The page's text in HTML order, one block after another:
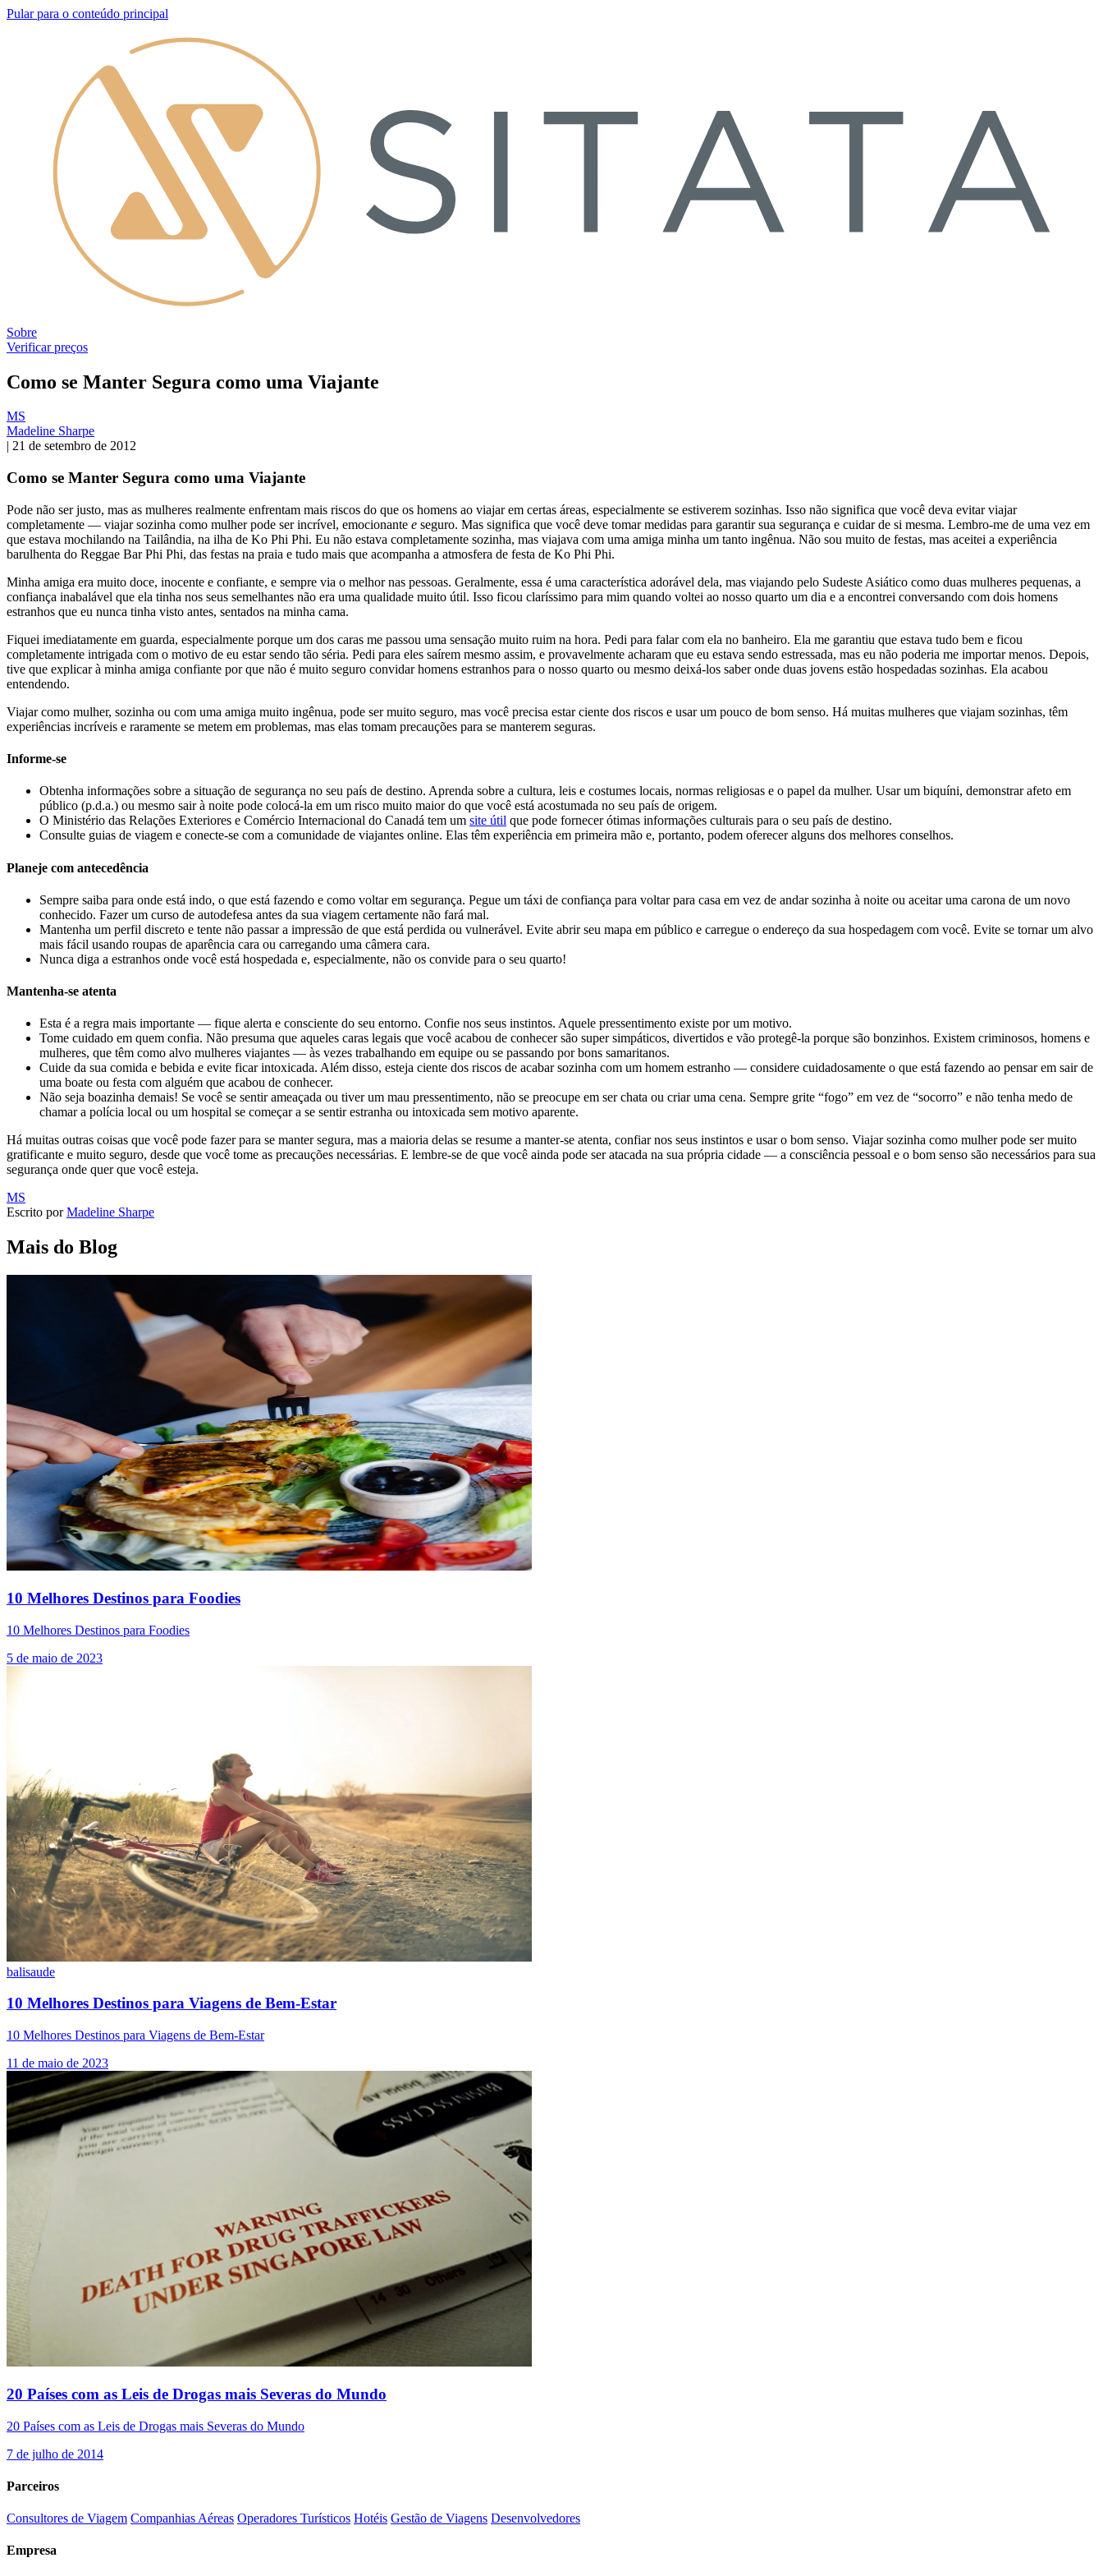
Pular para o conteúdo principal
Sobre
Verificar preços
Como se Manter Segura como uma Viajante
MS
Madeline Sharpe
| 21 de setembro de 2012
Como se Manter Segura como uma Viajante
Pode não ser justo, mas as mulheres realmente enfrentam mais riscos do que os homens ao viajar em certas áreas, especialmente se estiverem sozinhas. Isso não significa que você deva evitar viajar
completamente — viajar sozinha como mulher pode ser incrível, emocionante e seguro. Mas significa que você deve tomar medidas para garantir sua segurança e cuidar de si mesma. Lembro-me de uma vez em
que estava mochilando na Tailândia, na ilha de Ko Phi Phi. Eu não estava completamente sozinha, mas viajava com uma amiga minha um tanto ingênua. Não sou muito de festas, mas aceitei a experiência
barulhenta do Reggae Bar Phi Phi, das festas na praia e tudo mais que acompanha a atmosfera de festa de Ko Phi Phi.
Minha amiga era muito doce, inocente e confiante, e sempre via o melhor nas pessoas. Geralmente, essa é uma característica adorável dela, mas viajando pelo Sudeste Asiático como duas mulheres pequenas, a
confiança inabalável que ela tinha nos seus semelhantes não era uma qualidade muito útil. Isso ficou claríssimo para mim quando voltei ao nosso quarto um dia e a encontrei conversando com dois homens
estranhos que eu nunca tinha visto antes, sentados na minha cama.
Fiquei imediatamente em guarda, especialmente porque um dos caras me passou uma sensação muito ruim na hora. Pedi para falar com ela no banheiro. Ela me garantiu que estava tudo bem e ficou
completamente intrigada com o motivo de eu estar sendo tão séria. Pedi para eles saírem mesmo assim, e provavelmente acharam que eu estava sendo estressada, mas eu não poderia me importar menos. Depois,
tive que explicar à minha amiga confiante por que não é muito seguro convidar homens estranhos para o nosso quarto ou mesmo deixá-los saber onde duas jovens estão hospedadas sozinhas. Ela acabou
entendendo.
Viajar como mulher, sozinha ou com uma amiga muito ingênua, pode ser muito seguro, mas você precisa estar ciente dos riscos e usar um pouco de bom senso. Há muitas mulheres que viajam sozinhas, têm
experiências incríveis e raramente se metem em problemas, mas elas tomam precauções para se manterem seguras.
Informe-se
Obtenha informações sobre a situação de segurança no seu país de destino. Aprenda sobre a cultura, leis e costumes locais, normas religiosas e o papel da mulher. Usar um biquíni, demonstrar afeto em
público (p.d.a.) ou mesmo sair à noite pode colocá-la em um risco muito maior do que você está acostumada no seu país de origem.
O Ministério das Relações Exteriores e Comércio Internacional do Canadá tem um site útil que pode fornecer ótimas informações culturais para o seu país de destino.
Consulte guias de viagem e conecte-se com a comunidade de viajantes online. Elas têm experiência em primeira mão e, portanto, podem oferecer alguns dos melhores conselhos.
Planeje com antecedência
Sempre saiba para onde está indo, o que está fazendo e como voltar em segurança. Pegue um táxi de confiança para voltar para casa em vez de andar sozinha à noite ou aceitar uma carona de um novo
conhecido. Fazer um curso de autodefesa antes da sua viagem certamente não fará mal.
Mantenha um perfil discreto e tente não passar a impressão de que está perdida ou vulnerável. Evite abrir seu mapa em público e carregue o endereço da sua hospedagem com você. Evite se tornar um alvo
mais fácil usando roupas de aparência cara ou carregando uma câmera cara.
Nunca diga a estranhos onde você está hospedada e, especialmente, não os convide para o seu quarto!
Mantenha-se atenta
Esta é a regra mais importante — fique alerta e consciente do seu entorno. Confie nos seus instintos. Aquele pressentimento existe por um motivo.
Tome cuidado em quem confia. Não presuma que aqueles caras legais que você acabou de conhecer são super simpáticos, divertidos e vão protegê-la porque são bonzinhos. Existem criminosos, homens e
mulheres, que têm como alvo mulheres viajantes — às vezes trabalhando em equipe ou se passando por bons samaritanos.
Cuide da sua comida e bebida e evite ficar intoxicada. Além disso, esteja ciente dos riscos de acabar sozinha com um homem estranho — considere cuidadosamente o que está fazendo ao pensar em sair de
uma boate ou festa com alguém que acabou de conhecer.
Não seja boazinha demais! Se você se sentir ameaçada ou tiver um mau pressentimento, não se preocupe em ser chata ou criar uma cena. Sempre grite “fogo” em vez de “socorro” e não tenha medo de
chamar a polícia local ou um hospital se começar a se sentir estranha ou intoxicada sem motivo aparente.
Há muitas outras coisas que você pode fazer para se manter segura, mas a maioria delas se resume a manter-se atenta, confiar nos seus instintos e usar o bom senso. Viajar sozinha como mulher pode ser muito
gratificante e muito seguro, desde que você tome as precauções necessárias. E lembre-se de que você ainda pode ser atacada na sua própria cidade — a consciência pessoal e o bom senso são necessários para sua
segurança onde quer que você esteja.
MS
Escrito por Madeline Sharpe
Mais do Blog
10 Melhores Destinos para Foodies
10 Melhores Destinos para Foodies
5 de maio de 2023
balisaude
10 Melhores Destinos para Viagens de Bem-Estar
10 Melhores Destinos para Viagens de Bem-Estar
11 de maio de 2023
20 Países com as Leis de Drogas mais Severas do Mundo
20 Países com as Leis de Drogas mais Severas do Mundo
7 de julho de 2014
Parceiros
Consultores de Viagem Companhias Aéreas Operadores Turísticos Hotéis Gestão de Viagens Desenvolvedores
Empresa